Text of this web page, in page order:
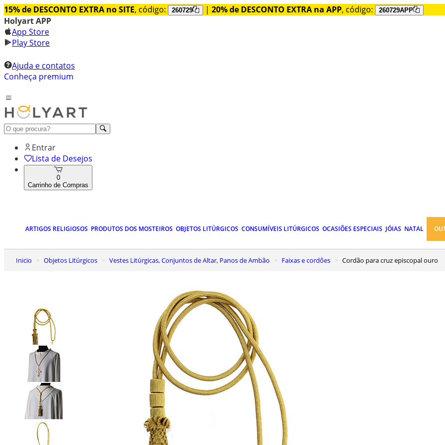
15% de DESCONTO EXTRA no SITE, código: 260729 | 20% de DESCONTO EXTRA na APP, código: 260729APP
Holyart APP
App Store
Play Store
Ajuda e contatos
Conheça premium
Entrar
Lista de Desejos
0
Carrinho de Compras
ARTIGOS RELIGIOSOS PRODUTOS DOS MOSTEIROS OBJETOS LITÚRGICOS CONSUMÍVEIS LITÚRGICOS OCASIÕES ESPECIAIS JÓIAS NATAL
Inicio Objetos Litúrgicos Vestes Litúrgicas, Conjuntos de Altar, Panos de Ambão Faixas e cordões Cordão para cruz episcopal ouro